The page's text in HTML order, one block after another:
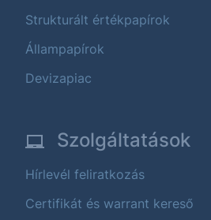
Strukturált értékpapírok
Állampapírok
Devizapiac
Szolgáltatások
Hírlevél feliratkozás
Certifikát és warrant kereső